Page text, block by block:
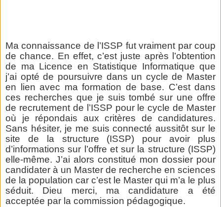
Ma connaissance de l’ISSP fut vraiment par coup
de chance. En effet, c’est juste après l’obtention
de ma Licence en Statistique Informatique que
j’ai opté de poursuivre dans un cycle de Master
en lien avec ma formation de base. C’est dans
ces recherches que je suis tombé sur une offre
de recrutement de l’ISSP pour le cycle de Master
où je répondais aux critères de candidatures.
Sans hésiter, je me suis connecté aussitôt sur le
site de la structure (ISSP) pour avoir plus
d’informations sur l’offre et sur la structure (ISSP)
elle-même. J’ai alors constitué mon dossier pour
candidater à un Master de recherche en sciences
de la population car c’est le Master qui m’a le plus
séduit. Dieu merci, ma candidature a été
acceptée par la commission pédagogique.